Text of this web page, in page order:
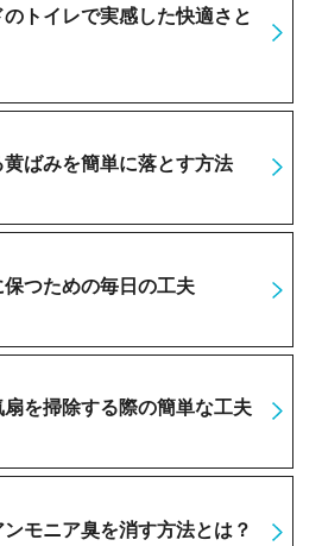
トイレで実感した快適さと
黄ばみを簡単に落とす方法
保つための毎日の工夫
を掃除する際の簡単な工夫
モニア臭を消す方法とは？